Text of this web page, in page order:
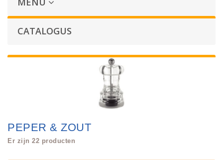
CATALOGUS
PEPER & ZOUT
Er zijn 22 producten